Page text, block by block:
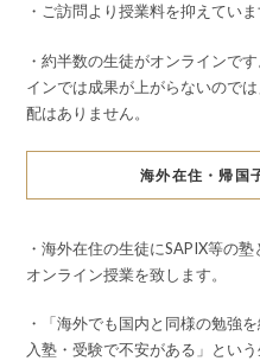
・ご訪問より授業料を抑えていま
・約半数の生徒がオンラインで
インでは成果が上がらないので
配はありません。
海外在住・帰国
・海外在住の生徒にSAPIX等の
オンライン授業を致します。
・「海外でも国内と同様の勉強
入塾・受験で不安がある」という